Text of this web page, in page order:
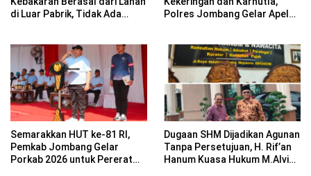
di Luar Pabrik, Tidak Ada
Polres Jombang Gelar Apel
Semarakkan HUT ke-81 RI,
Pemkab Jombang Gelar
Porkab 2026 untuk Pererat
Dugaan SHM Dijadikan Agunan
Tanpa Persetujuan, H. Rif’an
Hanum Kuasa Hukum M.Alvin